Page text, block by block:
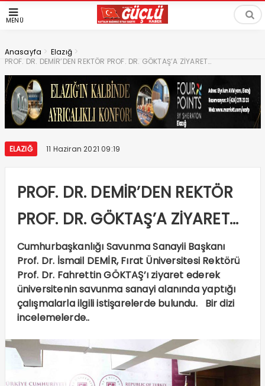
MENÜ
Anasayfa > Elazığ >
PROF. DR. DEMİR’DEN REKTÖR PROF. DR. GÖKTAŞ’A ZİYARET…
ELAZIĞ 11 Haziran 2021 09:19
PROF. DR. DEMİR’DEN REKTÖR
PROF. DR. GÖKTAŞ’A ZİYARET…
Cumhurbaşkanlığı Savunma Sanayii Başkanı
Prof. Dr. İsmail DEMİR, Fırat Üniversitesi Rektörü
Prof. Dr. Fahrettin GÖKTAŞ’ı ziyaret ederek
üniversitenin savunma sanayi alanında yaptığı
çalışmalarla ilgili istişarelerde bulundu. Bir dizi
incelemelerde..